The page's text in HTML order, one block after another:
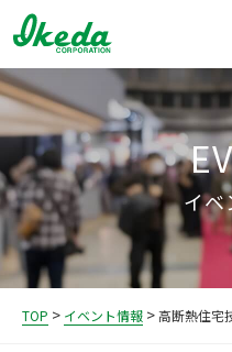
イベ
TOP > イベント情報 >高断熱住宅